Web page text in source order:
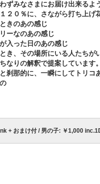
ずみなさまにお届け出来るよ
２０％に、さながら打ち上げ
きのあの感じ
ーなのあの感じ
入った日のあの感じ
き、その場所にいる人たちが
なりの解釈で提案しています
刹那的に、一瞬にしてトリコ
+ おまけ付 / 男の子: ￥1,000